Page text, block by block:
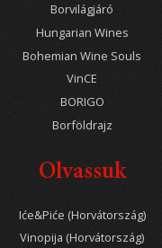
Borvilágjáró
Hungarian Wines
Bohemian Wine Souls
VinCE
BORIGO
Borföldrajz
Olvassuk
Iće&Piće (Horvátország)
Vinopija (Horvátország)